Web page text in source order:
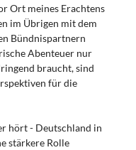
Ort meines Erachtens
im Übrigen mit dem
Bündnispartnern
Abenteuer nur
braucht, sind
für die
hört - Deutschland in
stärkere Rolle